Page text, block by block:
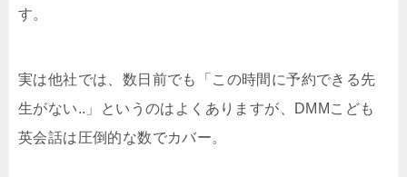
す。
実は他社では、数日前でも「この時間に予約できる先
生がない..」というのはよくありますが、DMMこども
英会話は圧倒的な数でカバー。